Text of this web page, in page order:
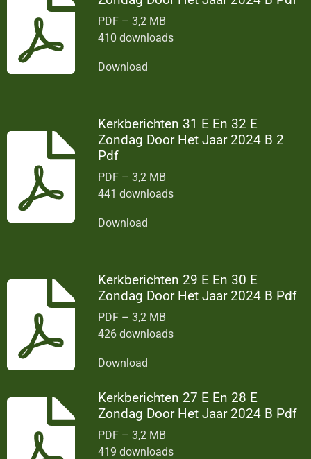
PDF – 3,2 MB
410 downloads
Download
Kerkberichten 31 E En 32 E
Zondag Door Het Jaar 2024 B 2
Pdf
PDF – 3,2 MB
441 downloads
Download
Kerkberichten 29 E En 30 E
Zondag Door Het Jaar 2024 B Pdf
PDF – 3,2 MB
426 downloads
Download
Kerkberichten 27 E En 28 E
Zondag Door Het Jaar 2024 B Pdf
PDF – 3,2 MB
419 downloads